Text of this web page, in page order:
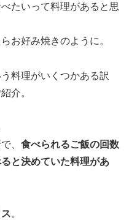
たいって料理があると思
お好み焼きのように。
料理がいくつかある訳
介。
、 食べられるご飯の回数
と決めていた料理があ
。